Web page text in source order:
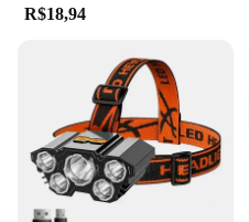
R$18,94